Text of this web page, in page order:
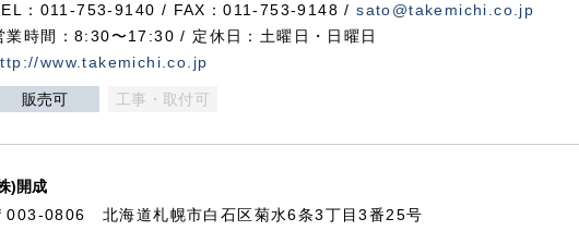
：011-753-9140 / FAX：011-753-9148 /sato@takemichi.co.jp
業時間：8:30〜17:30 / 定休日：土曜日・日曜日
www.takemichi.co.jp
販売可 工事・取付可
)開成
003-0806 北海道札幌市白石区菊水6条3丁目3番25号